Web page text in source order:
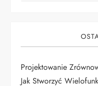
a
w
Projektowanie
Jak Stworzyć